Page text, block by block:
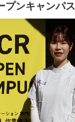
プンキャンパス